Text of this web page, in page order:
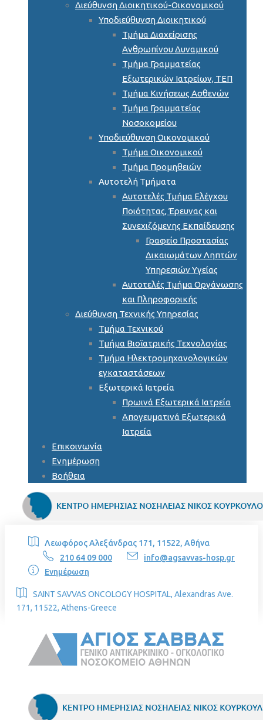
Διεύθυνση Διοικητικού-Οικονομικού
Υποδιεύθυνση Διοικητικού
Τμήμα Διαχείρισης
Ανθρωπίνου Δυναμικού
Τμήμα Γραμματείας
Εξωτερικών Ιατρείων, ΤΕΠ
Τμήμα Κινήσεως Ασθενών
Τμήμα Γραμματείας
Νοσοκομείου
Υποδιεύθυνση Οικονομικού
Τμήμα Οικονομικού
Τμήμα Προμηθειών
Αυτοτελή Τμήματα
Αυτοτελές Τμήμα Ελέγχου
Ποιότητας, Έρευνας και
Συνεχιζόμενης Εκπαίδευσης
Γραφείο Προστασίας
Δικαιωμάτων Ληπτών
Υπηρεσιών Υγείας
Αυτοτελές Τμήμα Οργάνωσης
και Πληροφορικής
Διεύθυνση Τεχνικής Υπηρεσίας
Τμήμα Τεχνικού
Τμήμα Βιοϊατρικής Τεχνολογίας
Τμήμα Ηλεκτρομηχανολογικών
εγκαταστάσεων
Εξωτερικά Ιατρεία
Πρωινά Εξωτερικά Ιατρεία
Απογευματινά Εξωτερικά
Ιατρεία
Επικοινωνία
Ενημέρωση
Βοήθεια
Λεωφόρος Αλεξάνδρας 171, 11522, Αθήνα
210 64 09 000
info@agsavvas-hosp.gr
Ενημέρωση
SAINT SAVVAS ONCOLOGY HOSPITAL, Alexandras Ave.
171, 11522, Athens-Greece